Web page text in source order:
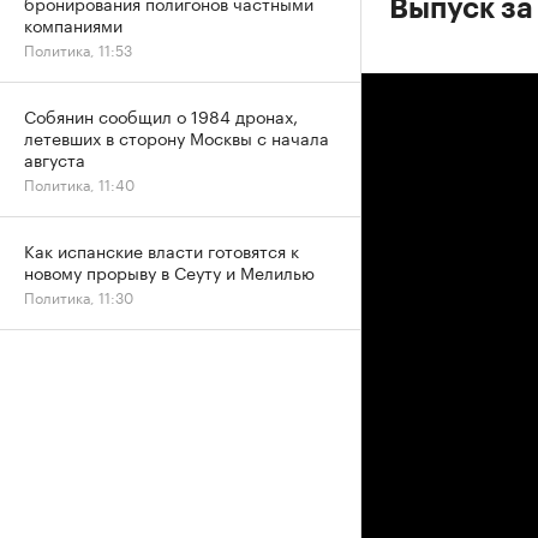
Выпуск
компаниями
Политика, 11:53
Собянин сообщил о 1984 дронах,
летевших в сторону Москвы с начала
августа
Политика, 11:40
Как испанские власти готовятся к
новому прорыву в Сеуту и Мелилью
Политика, 11:30